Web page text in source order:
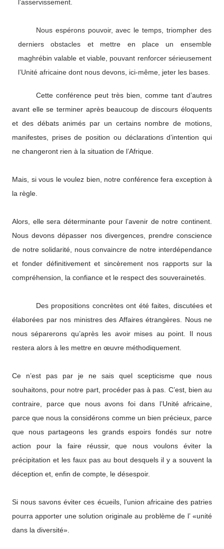
l’asservissement.
Nous espérons pouvoir, avec le temps, triompher des
derniers obstacles et mettre en place un ensemble
maghrébin valable et viable, pouvant renforcer sérieusement
l’Unité africaine dont nous devons, ici-même, jeter les bases.
Cette conférence peut très bien, comme tant d’autres
avant elle se terminer après beaucoup de discours éloquents
et des débats animés par un certains nombre de motions,
manifestes, prises de position ou déclarations d’intention qui
ne changeront rien à la situation de l’Afrique.
Mais, si vous le voulez bien, notre conférence fera exception à
la règle.
Alors, elle sera déterminante pour l’avenir de notre continent.
Nous devons dépasser nos divergences, prendre conscience
de notre solidarité, nous convaincre de notre interdépendance
et fonder définitivement et sincèrement nos rapports sur la
compréhension, la confiance et le respect des souverainetés.
Des propositions concrètes ont été faites, discutées et
élaborées par nos ministres des Affaires étrangères. Nous ne
nous séparerons qu’après les avoir mises au point. Il nous
restera alors à les mettre en œuvre méthodiquement.
Ce n’est pas par je ne sais quel scepticisme que nous
souhaitons, pour notre part, procéder pas à pas. C’est, bien au
contraire, parce que nous avons foi dans l’Unité africaine,
parce que nous la considérons comme un bien précieux, parce
que nous partageons les grands espoirs fondés sur notre
action pour la faire réussir, que nous voulons éviter la
précipitation et les faux pas au bout desquels il y a souvent la
déception et, enfin de compte, le désespoir.
Si nous savons éviter ces écueils, l’union africaine des patries
pourra apporter une solution originale au problème de l’ «unité
dans la diversité».